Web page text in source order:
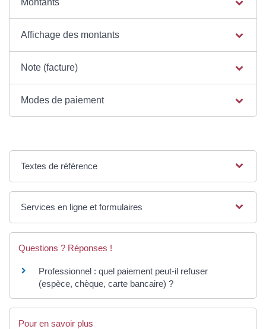
Affichage des montants
Note (facture)
Modes de paiement
Textes de référence
Services en ligne et formulaires
Questions ? Réponses !
Professionnel : quel paiement peut-il refuser
(espèce, chèque, carte bancaire) ?
Pour en savoir plus